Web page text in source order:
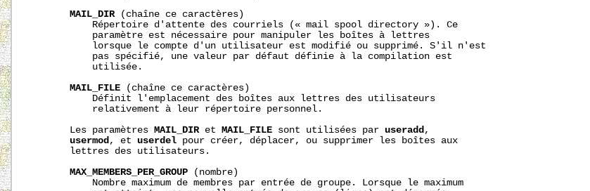
MAIL_DIR (chaîne ce caractères)
           Répertoire d'attente des courriels (« mail spool directory »). Ce
           paramètre est nécessaire pour manipuler les boîtes à lettres
           lorsque le compte d'un utilisateur est modifié ou supprimé. S'il n'est
           pas spécifié, une valeur par défaut définie à la compilation est
           utilisée.
MAIL_FILE (chaîne ce caractères)
           Définit l'emplacement des boîtes aux lettres des utilisateurs
           relativement à leur répertoire personnel.
       Les paramètres
MAIL_DIR et MAIL_FILE sont utilisées par useradd,
usermod, et userdel pour créer, déplacer, ou supprimer les boîtes aux
       lettres des utilisateurs.
MAX_MEMBERS_PER_GROUP (nombre)
           Nombre maximum de membres par entrée de groupe. Lorsque le maximum